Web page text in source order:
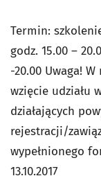
Termin:
godz. 15.00 –
-20.00 Uwaga!
wzięcie udziału
działających
rejestracji/
wypełnionego
13.10.2017